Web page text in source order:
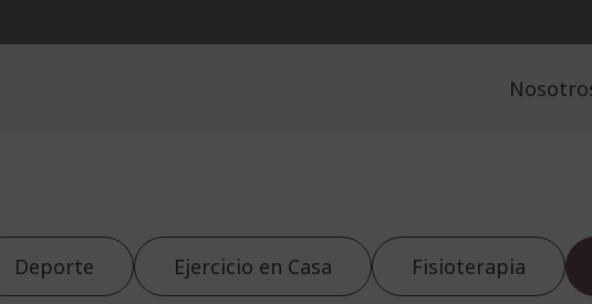
Deporte Ejercicio en Casa Fisioterapia